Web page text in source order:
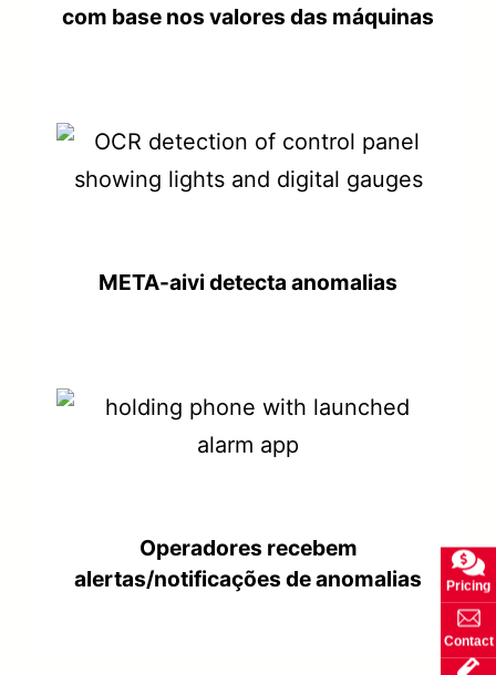
com base nos valores das máquinas
META-aivi detecta anomalias
Operadores recebem
alertas/notificações de anomalias
Pricing
Contact